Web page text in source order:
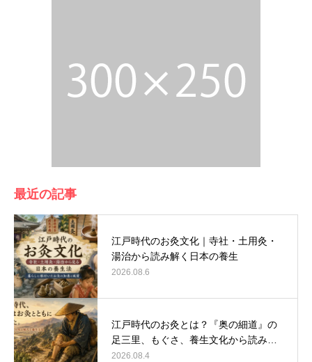
最近の記事
江戸時代のお灸文化｜寺社・土用灸・
湯治から読み解く日本の養生
2026.08.6
江戸時代のお灸とは？『奥の細道』の
足三里、もぐさ、養生文化から読み…
2026.08.4